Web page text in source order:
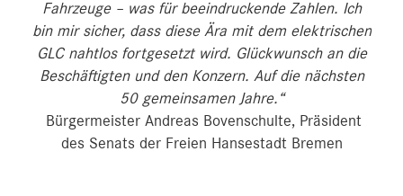
Fahrzeuge – was für beeindruckende Zahlen. Ich
bin mir sicher, dass diese Ära mit dem elektrischen
GLC nahtlos fortgesetzt wird. Glückwunsch an die
Beschäftigten und den Konzern. Auf die nächsten
50 gemeinsamen Jahre.“
Bürgermeister Andreas Bovenschulte, Präsident
des Senats der Freien Hansestadt Bremen